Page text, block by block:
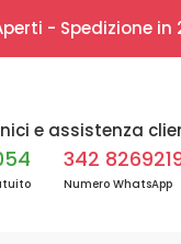
- Spedizione
e assistenza
342
Numero WhatsApp